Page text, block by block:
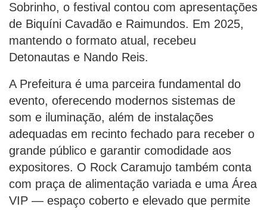
Sobrinho, o festival contou com apresentações
de Biquíni Cavadão e Raimundos. Em 2025,
mantendo o formato atual, recebeu
Detonautas e Nando Reis.
A Prefeitura é uma parceira fundamental do
evento, oferecendo modernos sistemas de
som e iluminação, além de instalações
adequadas em recinto fechado para receber o
grande público e garantir comodidade aos
expositores. O Rock Caramujo também conta
com praça de alimentação variada e uma Área
VIP — espaço coberto e elevado que permite